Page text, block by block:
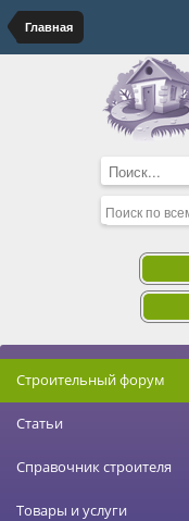
Главная
Строительный форум
Статьи
Справочник строителя
Товары и услуги